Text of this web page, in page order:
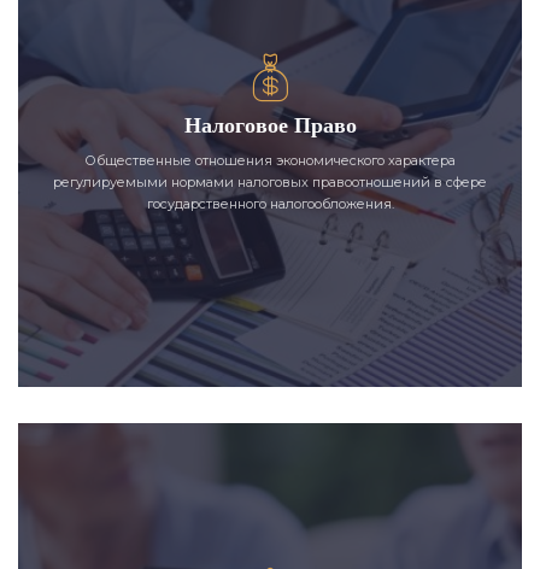
Налоговое Право
Общественные отношения экономического характера
регулируемыми нормами налоговых правоотношений в сфере
государственного налогообложения.